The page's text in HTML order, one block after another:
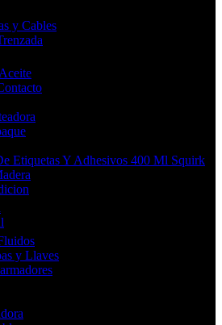
y Cables
Etiquetas Y Adhesivos 400 Ml Squirk
y Llaves